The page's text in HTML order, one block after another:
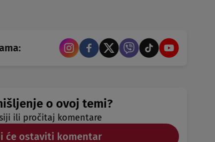
o ovoj temi?
ili pročitaj komentare
će ostaviti komentar